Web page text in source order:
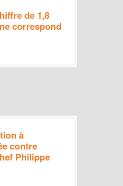
de 1,8
correspond
à
contre
Philippe